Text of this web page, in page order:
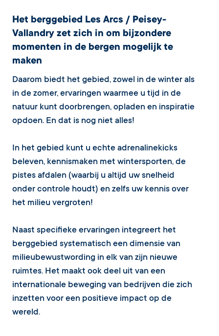
Het berggebied Les Arcs / Peisey-
Vallandry zet zich in om bijzondere
momenten in de bergen mogelijk te
maken
Daarom biedt het gebied, zowel in de winter als
in de zomer, ervaringen waarmee u tijd in de
natuur kunt doorbrengen, opladen en inspiratie
opdoen. En dat is nog niet alles!
In het gebied kunt u echte adrenalinekicks
beleven, kennismaken met wintersporten, de
pistes afdalen (waarbij u altijd uw snelheid
onder controle houdt) en zelfs uw kennis over
het milieu vergroten!
Naast specifieke ervaringen integreert het
berggebied systematisch een dimensie van
milieubewustwording in elk van zijn nieuwe
ruimtes. Het maakt ook deel uit van een
internationale beweging van bedrijven die zich
inzetten voor een positieve impact op de
wereld.